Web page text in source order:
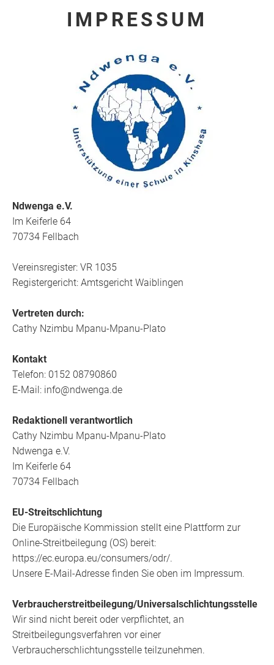
IMPRESSUM
Ndwenga e.V.
Im Keiferle 64
70734 Fellbach
Vereinsregister: VR 1035
Registergericht: Amtsgericht Waiblingen
Vertreten durch:
Cathy Nzimbu Mpanu-Mpanu-Plato
Kontakt
Telefon: 0152 08790860
E-Mail: info@ndwenga.de
Redaktionell verantwortlich
Cathy Nzimbu Mpanu-Mpanu-Plato
Ndwenga e.V.
Im Keiferle 64
70734 Fellbach
EU-Streitschlichtung
Die Europäische Kommission stellt eine Plattform zur
Online-Streitbeilegung (OS) bereit:
https://ec.europa.eu/consumers/odr/.
Unsere E-Mail-Adresse finden Sie oben im Impressum.
Verbraucherstreitbeilegung/Universalschlichtungsstelle
Wir sind nicht bereit oder verpflichtet, an
Streitbeilegungsverfahren vor einer
Verbraucherschlichtungsstelle teilzunehmen.